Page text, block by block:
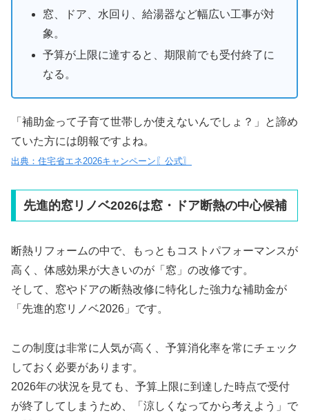
窓、ドア、水回り、給湯器など幅広い工事が対
象。
予算が上限に達すると、期限前でも受付終了に
なる。
「補助金って子育て世帯しか使えないんでしょ？」と諦め
ていた方には朗報ですよね。
出典：住宅省エネ2026キャンペーン〖公式〗
先進的窓リノベ2026は窓・ドア断熱の中心候補
断熱リフォームの中で、もっともコストパフォーマンスが
高く、体感効果が大きいのが「窓」の改修です。
そして、窓やドアの断熱改修に特化した強力な補助金が
「先進的窓リノベ2026」です。
この制度は非常に人気が高く、予算消化率を常にチェック
しておく必要があります。
2026年の状況を見ても、予算上限に到達した時点で受付
が終了してしまうため、「涼しくなってから考えよう」で